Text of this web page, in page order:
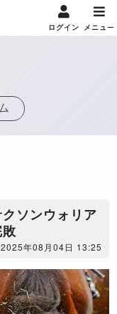
ログイン メニュー
ソンウォリア
2025年08月04日 13:25